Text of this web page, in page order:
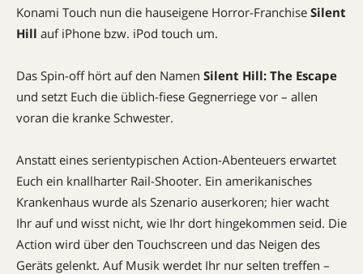
Konami Touch nun die hauseigene Horror-Franchise Silent
Hill auf iPhone bzw. iPod touch um.
Das Spin-off hört auf den Namen Silent Hill: The Escape
und setzt Euch die üblich-fiese Gegnerriege vor – allen
voran die kranke Schwester.
Anstatt eines serientypischen Action-Abenteuers erwartet
Euch ein knallharter Rail-Shooter. Ein amerikanisches
Krankenhaus wurde als Szenario auserkoren; hier wacht
Ihr auf und wisst nicht, wie Ihr dort hingekommen seid. Die
Action wird über den Touchscreen und das Neigen des
Geräts gelenkt. Auf Musik werdet Ihr nur selten treffen –